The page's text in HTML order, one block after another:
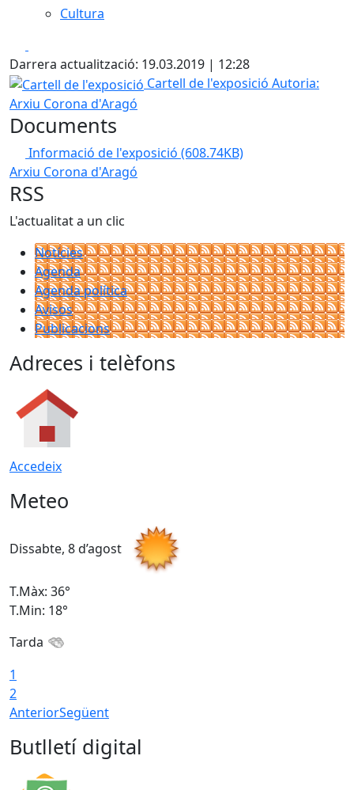
Cultura
Darrera actualització: 19.03.2019 | 12:28
Cartell de l'exposició
Cartell de l'exposició Autoria:
Arxiu Corona d'Aragó
Documents
Informació de l'exposició (608.74KB)
Arxiu Corona d'Aragó
RSS
L'actualitat a un clic
Notícies
Agenda
Agenda política
Avisos
Publicacions
Adreces i telèfons
Accedeix
Meteo
Dissabte, 8 d’agost
T.Màx: 36°
T.Min: 18°
Tarda
1
2
AnteriorSegüent
Butlletí digital